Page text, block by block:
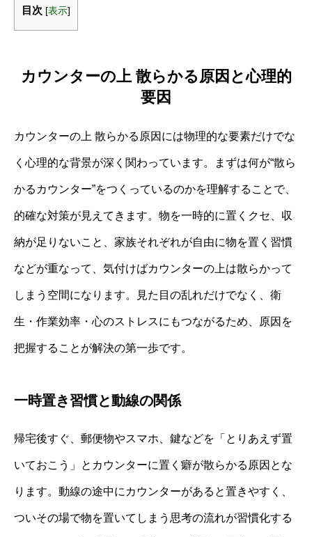
目次 [表示]
カウンターの上 散らかる原因と心理的
要因
カウンターの上 散らかる原因には物理的な要素だけでな
く心理的な背景が深く関わっています。まずは何が“散ら
かるカウンター”をつくっているのかを理解することで、
的確な対策が見えてきます。物を一時的に置くクセ、収
納が足りないこと、家族それぞれが自由に物を置く習慣
などが重なって、気付けばカウンターの上は散らかって
しまう空間になります。見た目の乱れだけでなく、衛
生・作業効率・心のストレスにもつながるため、原因を
把握することが解決の第一歩です。
一時置き習慣と動線の関係
帰宅後すぐ、郵便物やスマホ、鍵などを「とりあえず置
いておこう」とカウンターに置く癖が散らかる原因とな
ります。動線の途中にカウンターがあると置きやすく、
ついその場で物を置いてしまう思考の流れが習慣化する